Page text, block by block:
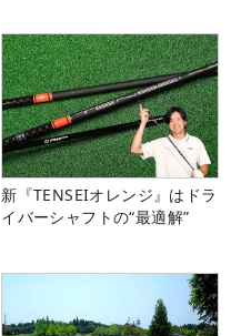
新『TENSEIオレンジ』はドラ
イバーシャフトの“最適解”